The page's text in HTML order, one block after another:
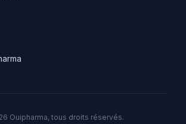
Ouipharma, tous droits réservés.